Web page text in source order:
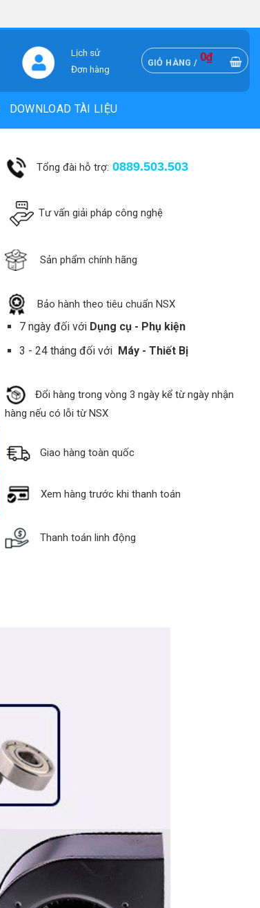
Lịch sử
Đơn hàng
GIỎ HÀNG / 0₫
DOWNLOAD TÀI LIỆU
Tổng đài hỗ trợ: 0889.503.503
Tư vấn giải pháp công nghệ
Sản phẩm chính hãng
Bảo hành theo tiêu chuẩn NSX
7 ngày đối với Dụng cụ - Phụ kiện
3 - 24 tháng đối với Máy - Thiết Bị
Đổi hàng trong vòng 3 ngày kể từ ngày nhận
hàng nếu có lỗi từ NSX
Giao hàng toàn quốc
Xem hàng trước khi thanh toán
Thanh toán linh động